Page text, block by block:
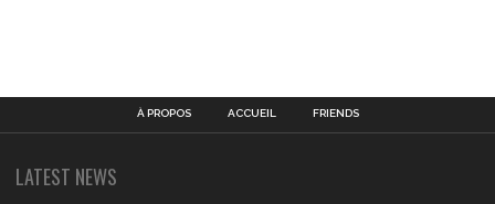
À PROPOS ACCUEIL FRIENDS
LATEST NEWS